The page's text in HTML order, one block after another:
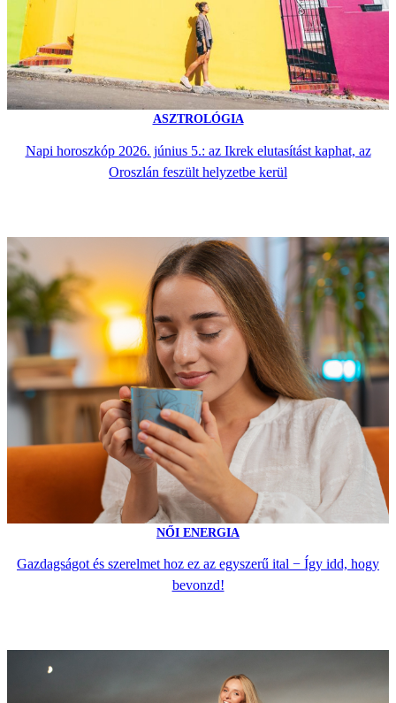
ASZTROLÓGIA
Napi horoszkóp 2026. június 5.: az Ikrek elutasítást kaphat, az
Oroszlán feszült helyzetbe kerül
NŐI ENERGIA
Gazdagságot és szerelmet hoz ez az egyszerű ital − Így idd, hogy
bevonzd!